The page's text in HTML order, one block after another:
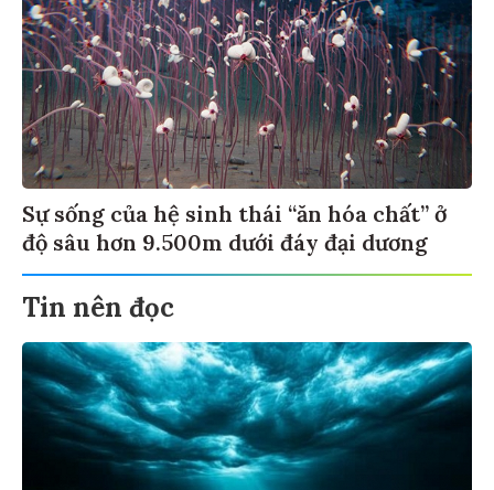
Sự sống của hệ sinh thái “ăn hóa chất” ở
độ sâu hơn 9.500m dưới đáy đại dương
Tin nên đọc